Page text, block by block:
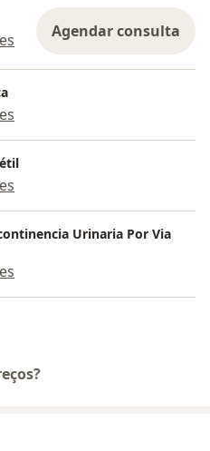
Agendar consulta
Urinaria Por Via